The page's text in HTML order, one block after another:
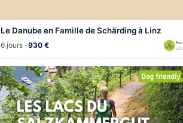
Le Danube en Famille de Schärding à Linz
6 jours ·930 €